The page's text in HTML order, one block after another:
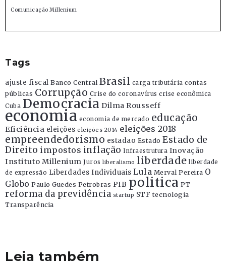
Comunicação Millenium
Tags
ajuste fiscal Banco Central Brasil carga tributária contas
públicas Corrupção Crise do coronavírus crise econômica
Cuba Democracia Dilma Rousseff
economia economia de mercado educação
Eficiência eleições eleições 2014 eleições 2018
empreendedorismo estadao Estado Estado de
Direito impostos inflação Infraestrutura Inovação
Instituto Millenium Juros liberalismo liberdade liberdade
de expressão Liberdades Individuais Lula Merval Pereira O
Globo Paulo Guedes Petrobras PIB politica PT
reforma da previdência startup STF tecnologia
Transparência
Leia também